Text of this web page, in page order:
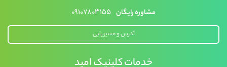
مشاوره رایگان ۰۹۱۰۷۸۰۳۱۵۵
آدرس و مسیریابی
خدمات کلینیک امید